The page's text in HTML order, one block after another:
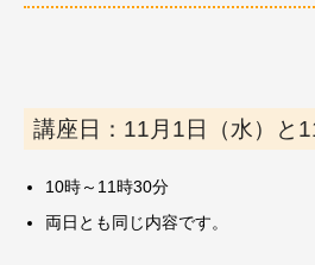
講座日：11月1日（水）と
10時～11時30分
両日とも同じ内容です。